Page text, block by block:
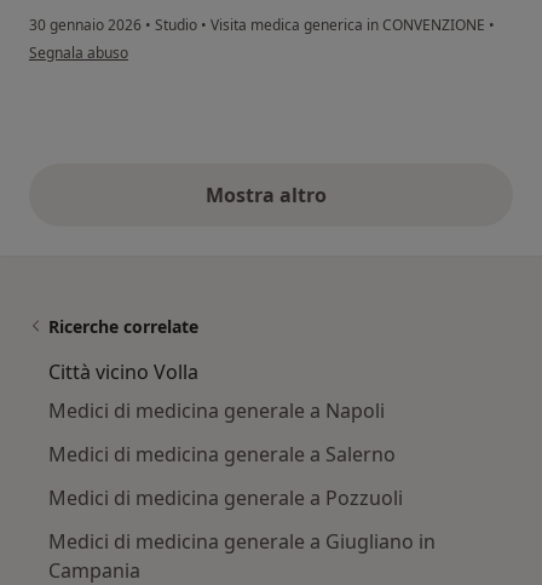
30 gennaio 2026 • Studio • Visita medica generica in CONVENZIONE •
secondo l'opinione dell'utente G. S.
Segnala abuso
Mostra altroopinioni di cui sopra
Ricerche correlate
Città vicino Volla
Medici di medicina generale a Napoli
Medici di medicina generale a Salerno
Medici di medicina generale a Pozzuoli
Medici di medicina generale a Giugliano in
Campania